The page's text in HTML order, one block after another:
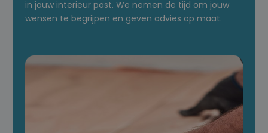
in jouw interieur past. We nemen de tijd om jouw
wensen te begrijpen en geven advies op maat.